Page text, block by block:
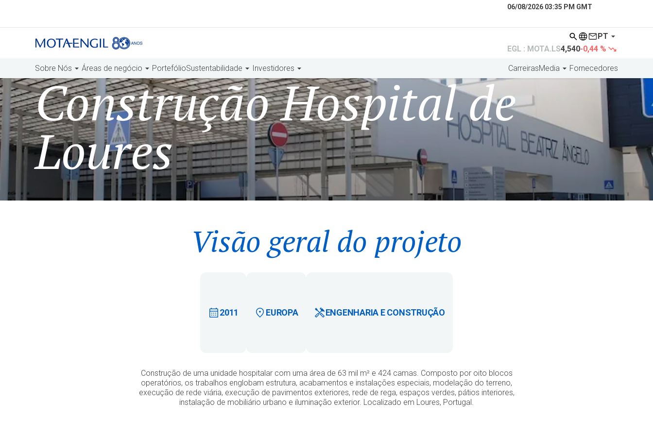
PT
06/08/2026 03:35 PM GMT
EGL : MOTA.LS4,540-0,44 %
Sobre Nós Áreas de negócio PortefólioSustentabilidade Investidores CarreirasMedia Fornecedores
Construção Hospital de
Loures
Visão geral do projeto
2011 EUROPA ENGENHARIA E CONSTRUÇÃO
Construção de uma unidade hospitalar com uma área de 63 mil m² e 424 camas. Composto por oito blocos
operatórios, os trabalhos englobam estrutura, acabamentos e instalações especiais, modelação do terreno,
execução de rede viária, execução de pavimentos exteriores, rede de rega, espaços verdes, pátios interiores,
instalação de mobiliário urbano e iluminação exterior. Localizado em Loures, Portugal.